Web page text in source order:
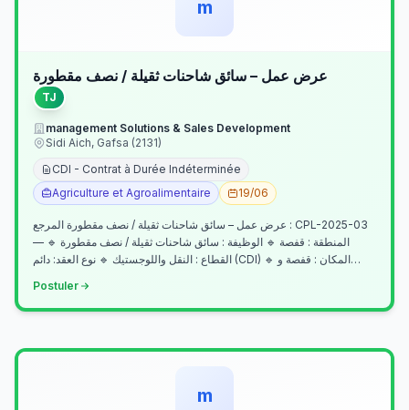
m
عرض عمل – سائق شاحنات ثقيلة / نصف مقطورة
TJ
management Solutions & Sales Development
Sidi Aich, Gafsa (2131)
CDI - Contrat à Durée Indéterminée
Agriculture et Agroalimentaire
19/06
عرض عمل – سائق شاحنات ثقيلة / نصف مقطورة المرجع : CPL-2025-03
— المنطقة : قفصة 🔹 الوظيفة : سائق شاحنات ثقيلة / نصف مقطورة 🔹
القطاع : النقل واللوجستيك 🔹 نوع العقد: دائم (CDI) 🔹 المكان : قفصة و…
Postuler
m